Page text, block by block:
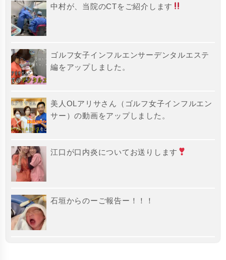
中村が、当院のCTをご紹介します
ゴルフ女子インフルエンサーデンタルエステ
編をアップしました。
美人OLアリサさん（ゴルフ女子インフルエン
サー）の動画をアップしました。
江口が口内炎についてお送りします
石垣からのーご報告ー！！！